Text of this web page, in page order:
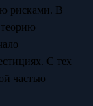
рисками. В
С тех
частью